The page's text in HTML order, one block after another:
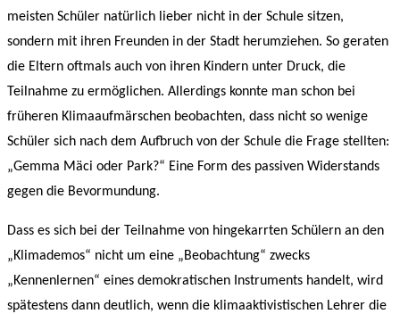
meisten Schüler natürlich lieber nicht in der Schule sitzen,
sondern mit ihren Freunden in der Stadt herumziehen. So geraten
die Eltern oftmals auch von ihren Kindern unter Druck, die
Teilnahme zu ermöglichen. Allerdings konnte man schon bei
früheren Klimaaufmärschen beobachten, dass nicht so wenige
Schüler sich nach dem Aufbruch von der Schule die Frage stellten:
„Gemma Mäci oder Park?“ Eine Form des passiven Widerstands
gegen die Bevormundung.
Dass es sich bei der Teilnahme von hingekarrten Schülern an den
„Klimademos“ nicht um eine „Beobachtung“ zwecks
„Kennenlernen“ eines demokratischen Instruments handelt, wird
spätestens dann deutlich, wenn die klimaaktivistischen Lehrer die